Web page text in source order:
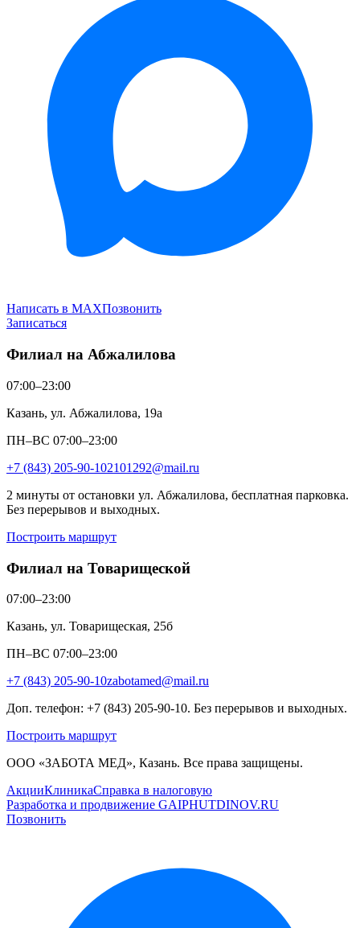
Написать в MAXПозвонить
Записаться
Филиал на Абжалилова
07:00–23:00
Казань, ул. Абжалилова, 19а
ПН–ВС 07:00–23:00
+7 (843) 205-90-102101292@mail.ru
2 минуты от остановки ул. Абжалилова, бесплатная парковка.
Без перерывов и выходных.
Построить маршрут
Филиал на Товарищеской
07:00–23:00
Казань, ул. Товарищеская, 25б
ПН–ВС 07:00–23:00
+7 (843) 205-90-10zabotamed@mail.ru
Доп. телефон: +7 (843) 205-90-10. Без перерывов и выходных.
Построить маршрут
ООО «ЗАБОТА МЕД», Казань. Все права защищены.
АкцииКлиникаСправка в налоговую
Разработка и продвижение GAIPHUTDINOV.RU
Позвонить